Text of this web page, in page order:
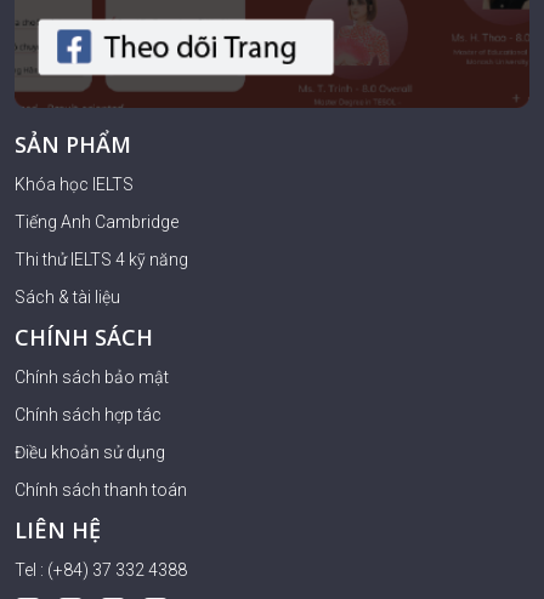
SẢN PHẨM
Khóa học IELTS
Tiếng Anh Cambridge
Thi thử IELTS 4 kỹ năng
Sách & tài liệu
CHÍNH SÁCH
Chính sách bảo mật
Chính sách hợp tác
Điều khoản sử dụng
Chính sách thanh toán
LIÊN HỆ
Tel : (+84) 37 332 4388